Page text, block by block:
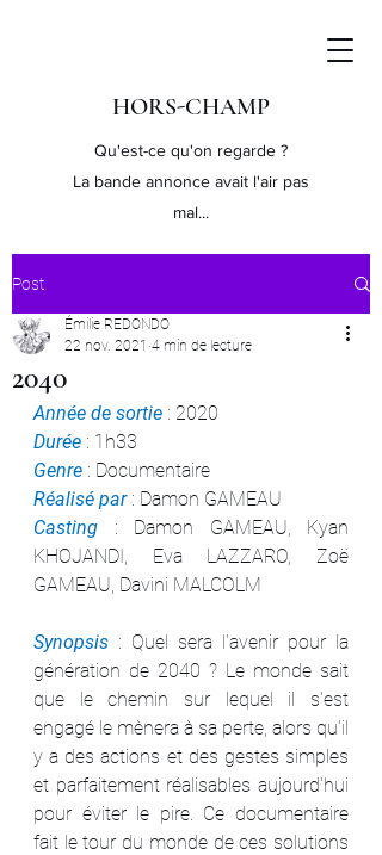
HORS-CHAMP
Qu'est-ce qu'on regarde ?
La bande annonce avait l'air pas
mal...
Post
2040
Émilie REDONDO
22 nov. 2021 4 min de lecture
Année de sortie : 2020
Durée : 1h33
Genre : Documentaire
Réalisé par : Damon GAMEAU
Casting : Damon GAMEAU, Kyan
KHOJANDI, Eva LAZZARO, Zoë
GAMEAU, Davini MALCOLM
Synopsis : Quel sera l'avenir pour la
génération de 2040 ? Le monde sait
que le chemin sur lequel il s'est
engagé le mènera à sa perte, alors qu'il
y a des actions et des gestes simples
et parfaitement réalisables aujourd'hui
pour éviter le pire. Ce documentaire
fait le tour du monde de ces solutions